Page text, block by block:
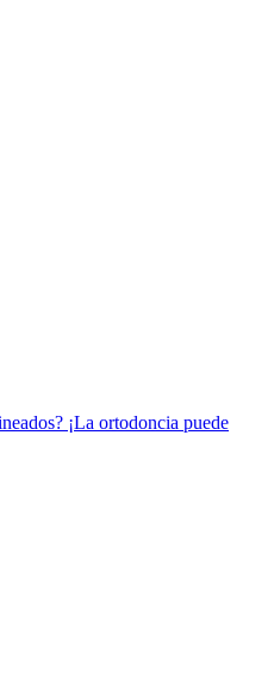
¡La ortodoncia puede